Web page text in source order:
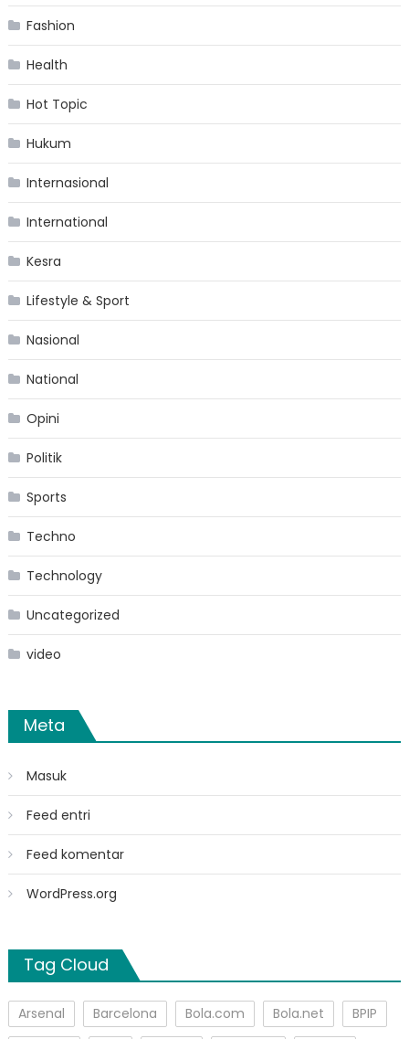
Fashion
Health
Hot Topic
Hukum
Internasional
International
Kesra
Lifestyle & Sport
Nasional
National
Opini
Politik
Sports
Techno
Technology
Uncategorized
video
Meta
Masuk
Feed entri
Feed komentar
WordPress.org
Tag Cloud
Arsenal Barcelona Bola.com Bola.net
BPIP